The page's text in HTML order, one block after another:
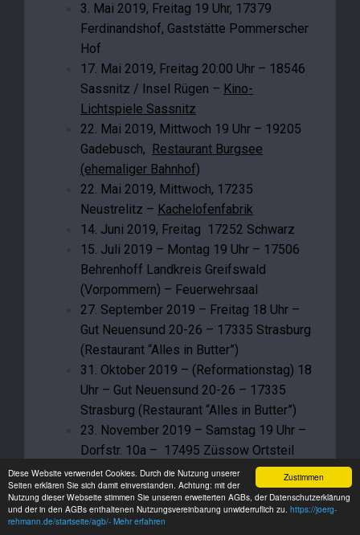
Zustimmen
Diese Website verwendet Cookies. Durch die Nutzung unserer
Seiten erklären Sie sich damit einverstanden. Achtung: mit der
Nutzung dieser Webseite stimmen Sie unseren erweiterten AGBs, der Datenschutzerklärung
und der in den AGBs enthaltenen Nutzungsvereinbarung unwiderruflich zu. https://joerg-
rehmann.de/startseite/agb/- Mehr erfahren
3. Mai 2019, Freitag 19 Uhr, 17379
Ferdinandshof, Gaststätte Pommerscher
Hof
17. Mai 2019, Freitag 20:00 Uhr – 18546
Sassnitz / Insel Rügen – Kino-
Lichtspiele Sassnitz
22. Mai 2019, Mittwoch 19 Uhr – 19205
Gadebusch, Restaurant Burgsee
(ehemaliger Bahnhof)
22. Mai 2019, Mittwoch, 17235
Neustrelitz – Kachelofenfabrik
14. Juni 2019, Freitag 17252 Schwarz
15. Juli 2019 – Montag 19 Uhr – 17506
Behrenhoff Landkreis Greifswald
(Vorpommern) – Feuerwehrsaal
27. September 2019 – Freitag 18 Uhr –
Gut Neuensund 20-26 – 17335 Strasburg
(Restaurant “Alles in Butter”)
31. Oktober 2019 – (Reformationstag) 18
Uhr – Gut Neuensund 20-26 – 17335
Strasburg (Restaurant “Alles in Butter”)
23. November 2019 – Samstag 19 Uhr –
Dorfstr. 10a – 17495 Züssow Ortsteil
Ranzin – ( Gemeindehaus Dorfstraße)
17. Januar 2020 – Freitag 17:30 Uhr –
Stettiner Str. 4 – 17328 Penkun (Aula der
Schule)